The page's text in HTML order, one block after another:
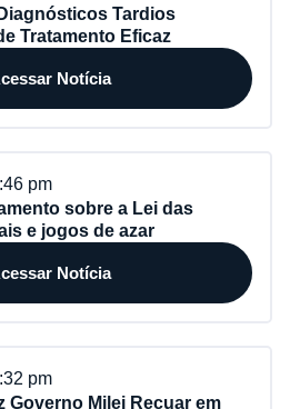
Tardios
Tratamento Eficaz
Notícia
pm
sobre a Lei das
e jogos de azar
Notícia
pm
Governo Milei Recuar em